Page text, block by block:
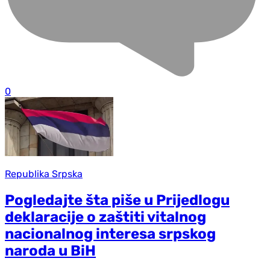
0
Republika Srpska
Pogledajte šta piše u Prijedlogu
deklaracije o zaštiti vitalnog
nacionalnog interesa srpskog
naroda u BiH